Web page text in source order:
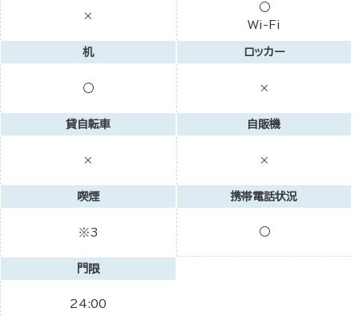
×
○
Wi-Fi
机
○
ロッカー
×
貸自転車
×
自販機
×
喫煙
※3
携帯電話状況
○
門限
24:00